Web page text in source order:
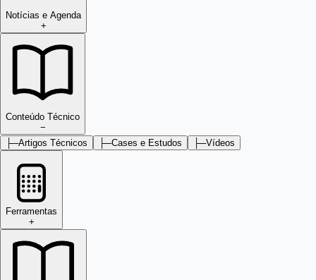
Notícias e Agenda
+
Conteúdo Técnico
−
├─Artigos Técnicos ├─Cases e Estudos ├─Vídeos
Ferramentas
+